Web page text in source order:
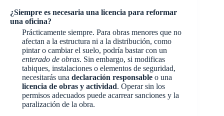
¿Siempre es necesaria una licencia para reformar
una oficina?
Prácticamente siempre. Para obras menores que no
afectan a la estructura ni a la distribución, como
pintar o cambiar el suelo, podría bastar con un
enterado de obras. Sin embargo, si modificas
tabiques, instalaciones o elementos de seguridad,
necesitarás una declaración responsable o una
licencia de obras y actividad. Operar sin los
permisos adecuados puede acarrear sanciones y la
paralización de la obra.